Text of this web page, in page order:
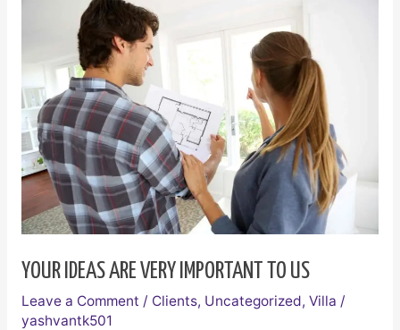
YOUR IDEAS ARE VERY IMPORTANT TO US
Leave a Comment / Clients, Uncategorized, Villa /
yashvantk501
very
important
to
us